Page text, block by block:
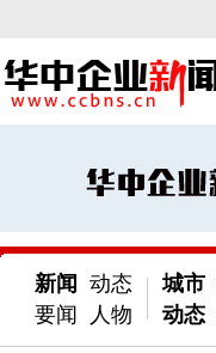
新闻
要闻
动态
人物
城市
动态